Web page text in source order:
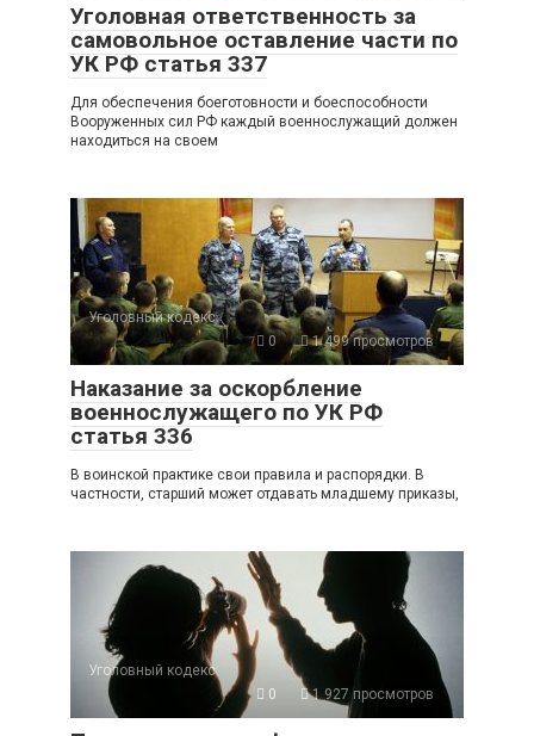
Уголовная ответственность за
самовольное оставление части по
УК РФ статья 337
Для обеспечения боеготовности и боеспособности
Вооруженных сил РФ каждый военнослужащий должен
находиться на своем
Уголовный кодекс
0
1 499 просмотров
Наказание за оскорбление
военнослужащего по УК РФ
статья 336
В воинской практике свои правила и распорядки. В
частности, старший может отдавать младшему приказы,
Уголовный кодекс
0
1 927 просмотров